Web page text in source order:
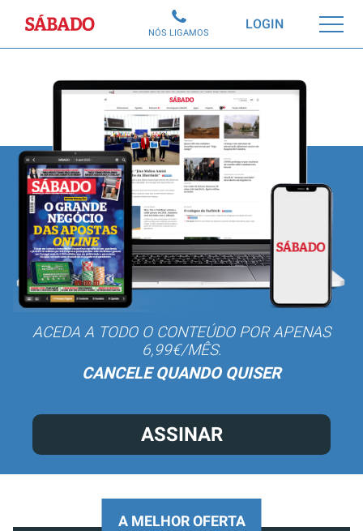
Sábado LOGIN
NÓS LIGAMOS
ACEDA A TODO O CONTEÚDO POR APENAS
6,99€/MÊS.
CANCELE QUANDO QUISER
ASSINAR
A MELHOR OFERTA